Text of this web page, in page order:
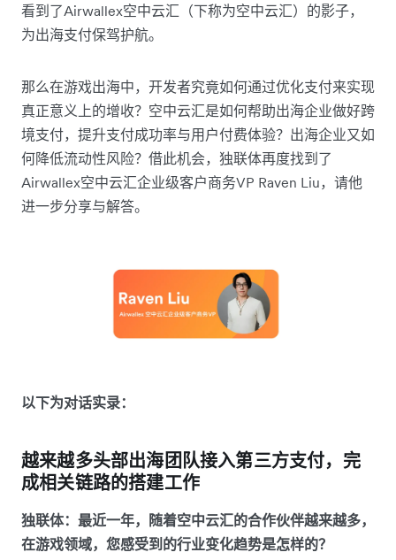
看到了Airwallex空中云汇（下称为空中云汇）的影子，
为出海支付保驾护航。
那么在游戏出海中，开发者究竟如何通过优化支付来实现
真正意义上的增收？空中云汇是如何帮助出海企业做好跨
境支付，提升支付成功率与用户付费体验？出海企业又如
何降低流动性风险？借此机会，独联体再度找到了
Airwallex空中云汇企业级客户商务VP Raven Liu，请他
进一步分享与解答。
以下为对话实录：
越来越多头部出海团队接入第三方支付，完
成相关链路的搭建工作
独联体：最近一年，随着空中云汇的合作伙伴越来越多，
在游戏领域，您感受到的行业变化趋势是怎样的？